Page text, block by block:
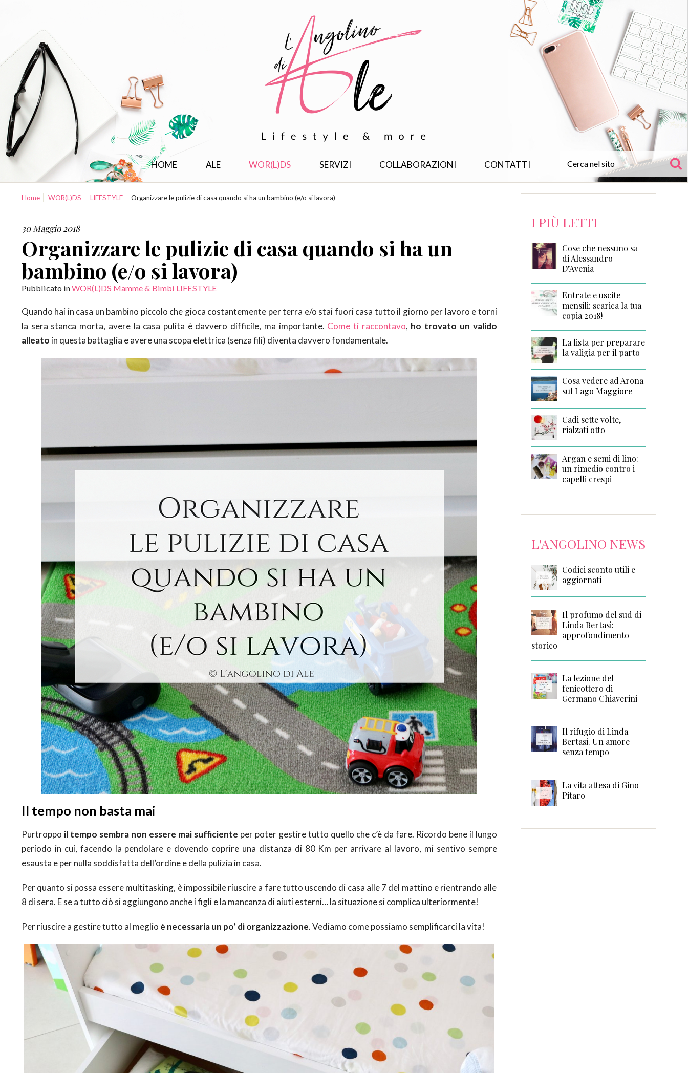
HOME ALE WOR(L)DS SERVIZI COLLABORAZIONI CONTATTI
Home WOR(L)DS LIFESTYLE Organizzare le pulizie di casa quando si ha un bambino (e/o si lavora)
30 Maggio 2018
Organizzare le pulizie di casa quando si ha un
bambino (e/o si lavora)
Pubblicato inWOR(L)DS Mamme & Bimbi LIFESTYLE
Quando hai in casa un bambino piccolo che gioca costantemente per terra e/o stai fuori casa tutto il giorno per lavoro e torni
la sera stanca morta, avere la casa pulita è davvero difficile, ma importante. Come ti raccontavo, ho trovato un valido
alleato in questa battaglia e avere una scopa elettrica (senza fili) diventa davvero fondamentale.
Il tempo non basta mai
Purtroppo il tempo sembra non essere mai sufficiente per poter gestire tutto quello che c’è da fare. Ricordo bene il lungo
periodo in cui, facendo la pendolare e dovendo coprire una distanza di 80 Km per arrivare al lavoro, mi sentivo sempre
esausta e per nulla soddisfatta dell’ordine e della pulizia in casa.
Per quanto si possa essere multitasking, è impossibile riuscire a fare tutto uscendo di casa alle 7 del mattino e rientrando alle
8 di sera. E se a tutto ciò si aggiungono anche i figli e la mancanza di aiuti esterni… la situazione si complica ulteriormente!
Per riuscire a gestire tutto al meglio è necessaria un po’ di organizzazione. Vediamo come possiamo semplificarci la vita!
I PIÙ LETTI
Cose che nessuno sa
di Alessandro
D’Avenia
Entrate e uscite
mensili: scarica la tua
copia 2018!
La lista per preparare
la valigia per il parto
Cosa vedere ad Arona
sul Lago Maggiore
Cadi sette volte,
rialzati otto
Argan e semi di lino:
un rimedio contro i
capelli crespi
L'ANGOLINO NEWS
Codici sconto utili e
aggiornati
Il profumo del sud di
Linda Bertasi:
approfondimento
storico
La lezione del
fenicottero di
Germano Chiaverini
Il rifugio di Linda
Bertasi. Un amore
senza tempo
La vita attesa di Gino
Pitaro